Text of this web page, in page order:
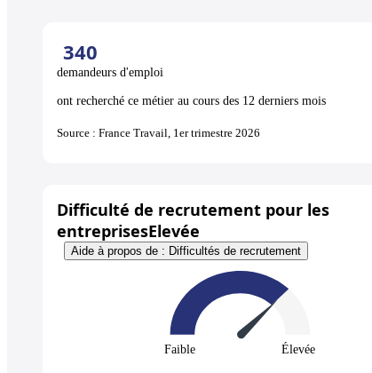
340
demandeurs d'emploi
ont recherché ce métier au cours des 12 derniers mois
Source : France Travail, 1er trimestre 2026
Difficulté de recrutement pour les
entreprisesElevée
Aide à propos de : Difficultés de recrutement
Faible Élevée